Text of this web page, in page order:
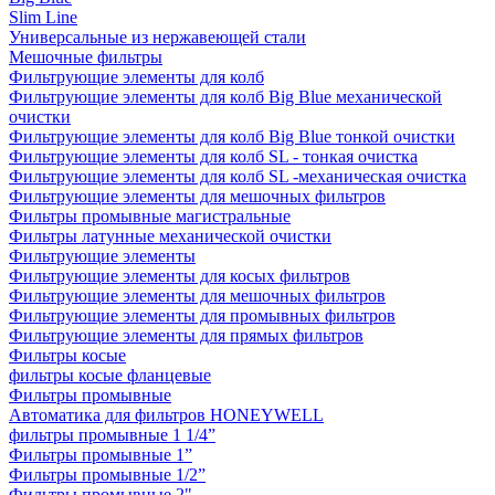
Slim Line
Универсальные из нержавеющей стали
Мешочные фильтры
Фильтрующие элементы для колб
Фильтрующие элементы для колб Big Blue механической
очистки
Фильтрующие элементы для колб Big Blue тонкой очистки
Фильтрующие элементы для колб SL - тонкая очистка
Фильтрующие элементы для колб SL -механическая очистка
Фильтрующие элементы для мешочных фильтров
Фильтры промывные магистральные
Фильтры латунные механической очистки
Фильтрующие элементы
Фильтрующие элементы для косых фильтров
Фильтрующие элементы для мешочных фильтров
Фильтрующие элементы для промывных фильтров
Фильтрующие элементы для прямых фильтров
Фильтры косые
фильтры косые фланцевые
Фильтры промывные
Автоматика для фильтров HONEYWELL
фильтры промывные 1 1/4”
Фильтры промывные 1”
Фильтры промывные 1/2”